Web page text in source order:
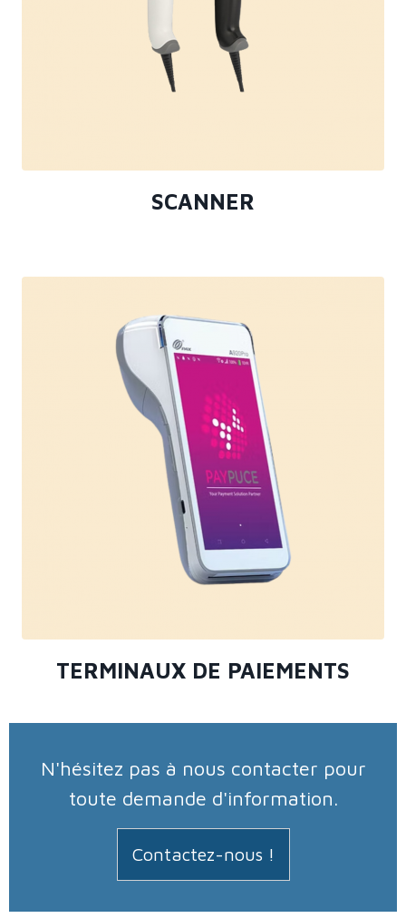
SCANNER
TERMINAUX DE PAIEMENTS
N'hésitez pas à nous contacter pour
toute demande d'information.
Contactez-nous !